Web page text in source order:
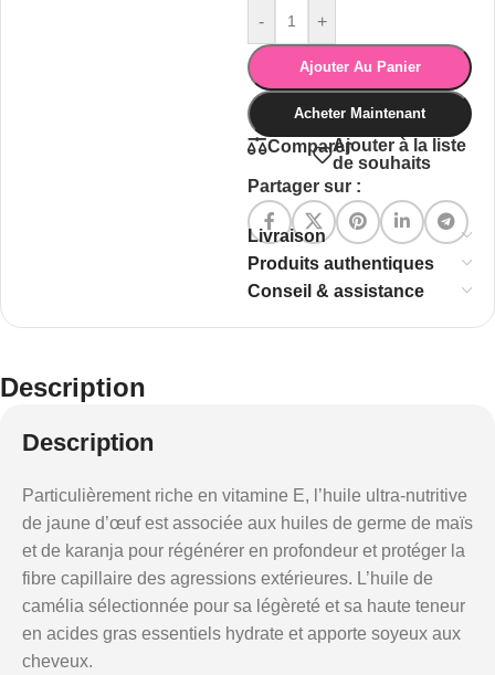
- +
Ajouter Au Panier
Acheter Maintenant
ComparerAjouter à la liste
de souhaits
Partager sur :
Livraison
Produits authentiques
Conseil & assistance
Description
Description
Particulièrement riche en vitamine E, l’huile ultra-nutritive
de jaune d’œuf est associée aux huiles de germe de maïs
et de karanja pour régénérer en profondeur et protéger la
fibre capillaire des agressions extérieures. L’huile de
camélia sélectionnée pour sa légèreté et sa haute teneur
en acides gras essentiels hydrate et apporte soyeux aux
cheveux.